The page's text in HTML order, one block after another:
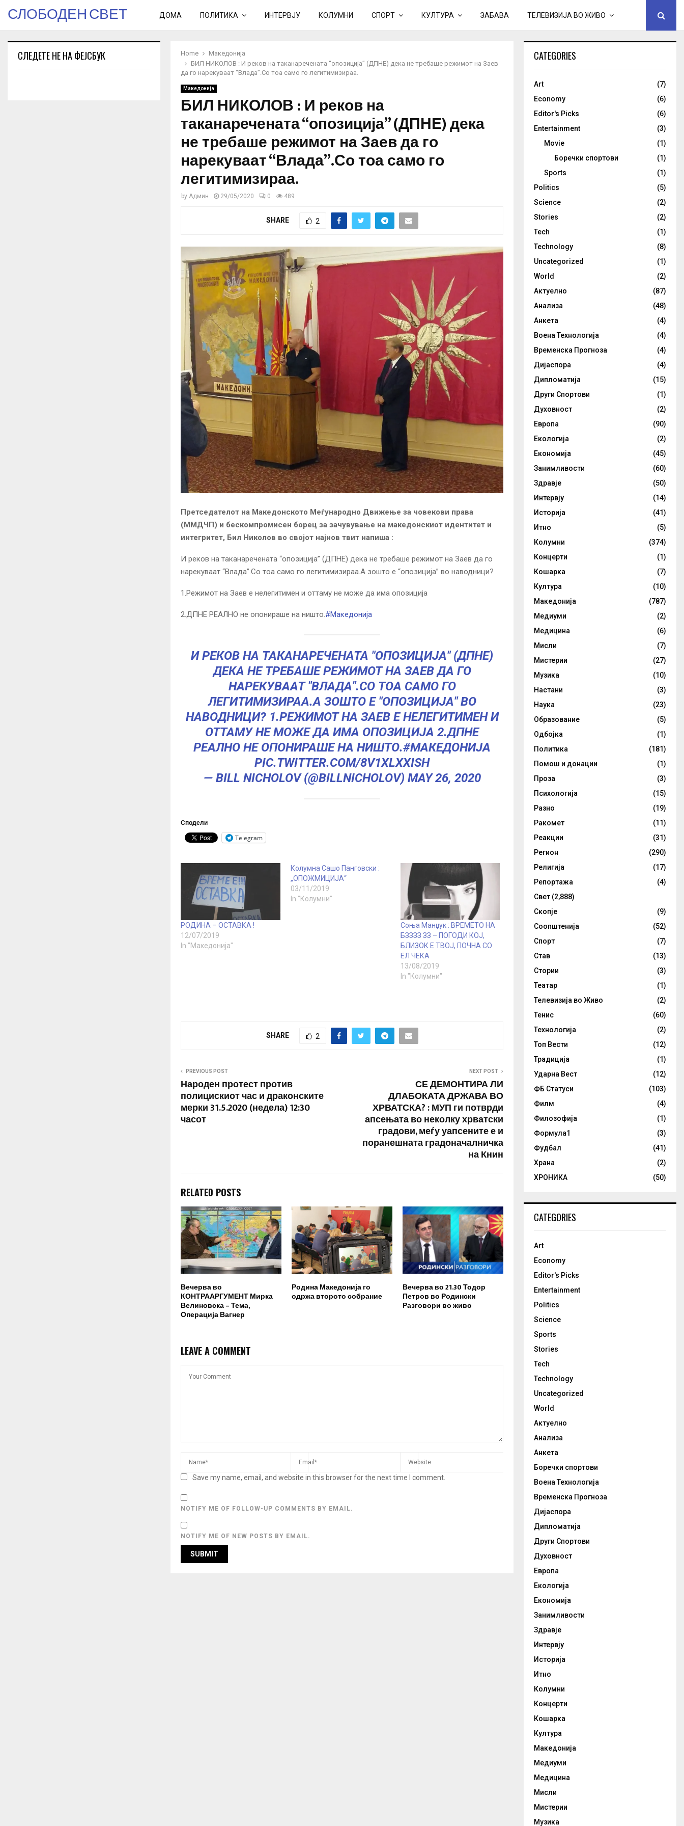
СЛОБОДЕН СВЕТ ДОМА ПОЛИТИКА ИНТЕРВЈУ КОЛУМНИ СПОРТ КУЛТУРА ЗАБАВА ТЕЛЕВИЗИЈА ВО ЖИВО
Home
Македонија
БИЛ НИКОЛОВ : И реков на таканаречената “опозиција” (ДПНЕ) дека не требаше режимот на Заев
да го нарекуваат “Влада”.Со тоа само го легитимизираа.
Македонија
БИЛ НИКОЛОВ : И реков на
таканаречената “опозиција” (ДПНЕ) дека
не требаше режимот на Заев да го
нарекуваат “Влада”.Со тоа само го
легитимизираа.
by Админ 29/05/2020 0 489
SHARE 2
Претседателот на Македонското Меѓународно Движење за човекови права
(ММДЧП) и бескомпромисен борец за зачувување на македонскиот идентитет и
интегритет, Бил Николов во својот најнов твит напиша :
И реков на таканаречената “опозиција” (ДПНЕ) дека не требаше режимот на Заев да го
нарекуваат “Влада”.Со тоа само го легитимизираа.А зошто е “опозиција” во наводници?
1.Режимот на Заев е нелегитимен и оттаму не може да има опозиција
2.ДПНЕ РЕАЛНО не опонираше на ништо.#Македонија
И РЕКОВ НА ТАКАНАРЕЧЕНАТА "ОПОЗИЦИЈА" (ДПНЕ)
ДЕКА НЕ ТРЕБАШЕ РЕЖИМОТ НА ЗАЕВ ДА ГО
НАРЕКУВААТ "ВЛАДА".СО ТОА САМО ГО
ЛЕГИТИМИЗИРАА.А ЗОШТО Е "ОПОЗИЦИЈА" ВО
НАВОДНИЦИ? 1.РЕЖИМОТ НА ЗАЕВ Е НЕЛЕГИТИМЕН И
ОТТАМУ НЕ МОЖЕ ДА ИМА ОПОЗИЦИЈА 2.ДПНЕ
РЕАЛНО НЕ ОПОНИРАШЕ НА НИШТО.#МАКЕДОНИЈА
PIC.TWITTER.COM/8V1XLXXISH
— BILL NICHOLOV (@BILLNICHOLOV) MAY 26, 2020
Сподели
Telegram
РОДИНА – ОСТАВКА !
12/07/2019
In "Македонија"
Колумна Сашо Панговски :
„ОПОЖМИЦИЈА“
03/11/2019
In "Колумни"
Соња Манџук : ВРЕМЕТО НА
БЗЗЗЗ ЗЗ – ПОГОДИ КОЈ,
БЛИЗОК Е ТВОЈ, ПОЧНА СО
ЕЛ ЧЕКА
13/08/2019
In "Колумни"
SHARE 2
PREVIOUS POST
Народен протест против
полицискиот час и драконските
мерки 31.5.2020 (недела) 12:30
часот
NEXT POST
СЕ ДЕМОНТИРА ЛИ
ДЛАБОКАТА ДРЖАВА ВО
ХРВАТСКА? : МУП ги потврди
апсењата во неколку хрватски
градови, меѓу уапсените е и
поранешната градоначалничка
на Книн
RELATED POSTS
Вечерва во
КОНТРААРГУМЕНТ Мирка
Велиновска – Тема,
Операција Вагнер
Родина Македонија го
одржа второто собрание
Вечерва во 21.30 Тодор
Петров во Родински
Разговори во живо
LEAVE A COMMENT
Save my name, email, and website in this browser for the next time I comment.
NOTIFY ME OF FOLLOW-UP COMMENTS BY EMAIL.
NOTIFY ME OF NEW POSTS BY EMAIL.
СЛЕДЕТЕ НЕ НА ФЕЈСБУК CATEGORIES
Art
(7)
Economy
(6)
Editor's Picks
(6)
Entertainment
(3)
Movie
(1)
Боречки спортови
(1)
Sports
(1)
Politics
(5)
Science
(2)
Stories
(2)
Tech
(1)
Technology
(8)
Uncategorized
(1)
World
(2)
Актуелно
(87)
Анализа
(48)
Анкета
(4)
Воена Технологија
(4)
Временска Прогноза
(4)
Дијаспора
(4)
Дипломатија
(15)
Други Спортови
(1)
Духовност
(2)
Европа
(90)
Екологија
(2)
Економија
(45)
Занимливости
(60)
Здравје
(50)
Интервју
(14)
Историја
(41)
Итно
(5)
Колумни
(374)
Концерти
(1)
Кошарка
(7)
Култура
(10)
Македонија
(787)
Медиуми
(2)
Медицина
(6)
Мисли
(7)
Мистерии
(27)
Музика
(10)
Настани
(3)
Наука
(23)
Образование
(5)
Одбојка
(1)
Политика
(181)
Помош и донации
(1)
Проза
(3)
Психологија
(15)
Разно
(19)
Ракомет
(11)
Реакции
(31)
Регион
(290)
Религија
(17)
Репортажа
(4)
Свет (2,888)
Скопје
(9)
Соопштенија
(52)
Спорт
(7)
Став
(13)
Стории
(3)
Театар
(1)
Телевизија во Живо
(2)
Тенис
(60)
Технологија
(2)
Топ Вести
(12)
Традиција
(1)
Ударна Вест
(12)
ФБ Статуси
(103)
Филм
(4)
Филозофија
(1)
Формула1
(3)
Фудбал
(41)
Храна
(2)
ХРОНИКА
(50)
CATEGORIES
Art
Economy
Editor's Picks
Entertainment
Politics
Science
Sports
Stories
Tech
Technology
Uncategorized
World
Актуелно
Анализа
Анкета
Боречки спортови
Воена Технологија
Временска Прогноза
Дијаспора
Дипломатија
Други Спортови
Духовност
Европа
Екологија
Економија
Занимливости
Здравје
Интервју
Историја
Итно
Колумни
Концерти
Кошарка
Култура
Македонија
Медиуми
Медицина
Мисли
Мистерии
Музика